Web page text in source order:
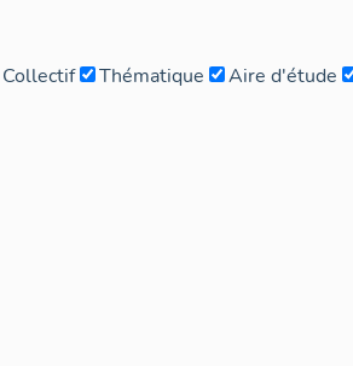
Collectif Thématique Aire d'étude